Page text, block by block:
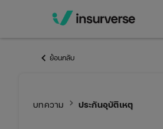
keyboard_arrow_left ย้อนกลับ
บทความ keyboard_arrow_right ประกันอุบัติเหตุ